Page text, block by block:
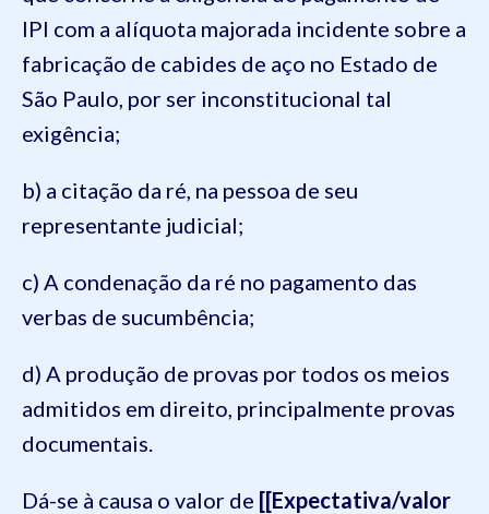
IPI com a alíquota majorada incidente sobre a
fabricação de cabides de aço no Estado de
São Paulo, por ser inconstitucional tal
exigência;
b) a citação da ré, na pessoa de seu
representante judicial;
c) A condenação da ré no pagamento das
verbas de sucumbência;
d) A produção de provas por todos os meios
admitidos em direito, principalmente provas
documentais.
Dá-se à causa o valor de [[Expectativa/valor